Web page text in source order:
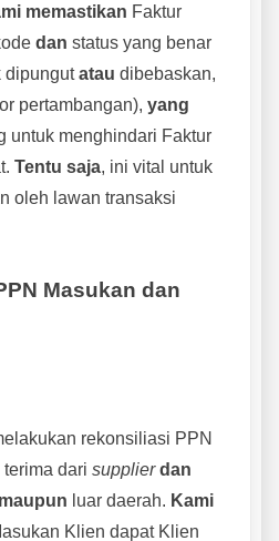
memastikan Faktur
dan status yang benar
dipungutatau dibebaskan,
pertambangan), yang
untuk menghindari Faktur
Tentu saja, ini vital untuk
oleh lawan transaksi
Masukan dan
rekonsiliasi PPN
dari supplier dan
maupun luar daerah. Kami
Klien dapat Klien